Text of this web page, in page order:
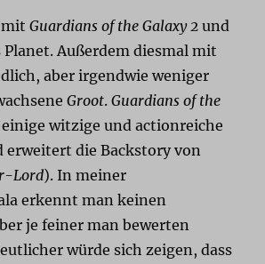
mitGuardians of the Galaxy 2 und
Planet. Außerdem diesmal mit
aber irgendwie weniger
Groot.Guardians of the
witzige und actionreiche
die Backstory von
Lord). In meiner
erkennt man keinen
je feiner man bewerten
würde sich zeigen, dass